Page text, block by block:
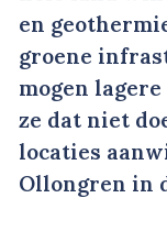
en
groene
mogen
ze dat niet
locaties
Ollongren in